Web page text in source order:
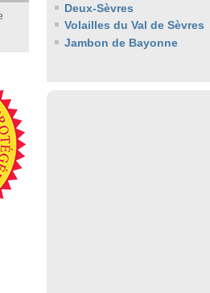
Deux-Sèvres
Volailles du Val de Sèvres
Jambon de Bayonne